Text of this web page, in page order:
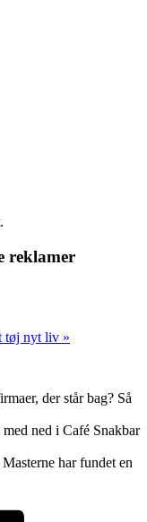
reklamer
tøj nyt liv »
der står bag? Så
ned i Café Snakbar
har fundet en